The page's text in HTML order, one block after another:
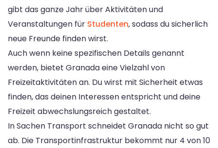
gibt das ganze Jahr über Aktivitäten und
Veranstaltungen für Studenten, sodass du sicherlich
neue Freunde finden wirst.
Auch wenn keine spezifischen Details genannt
werden, bietet Granada eine Vielzahl von
Freizeitaktivitäten an. Du wirst mit Sicherheit etwas
finden, das deinen Interessen entspricht und deine
Freizeit abwechslungsreich gestaltet.
In Sachen Transport schneidet Granada nicht so gut
ab. Die Transportinfrastruktur bekommt nur 4 von 10